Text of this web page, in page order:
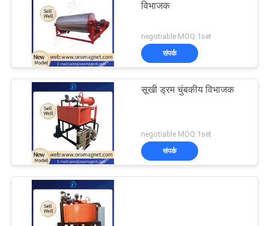
विभाजक
negotiable MOQ:1set
संपर्क
सूखी ड्रम चुंबकीय विभाजक
negotiable MOQ:1set
संपर्क